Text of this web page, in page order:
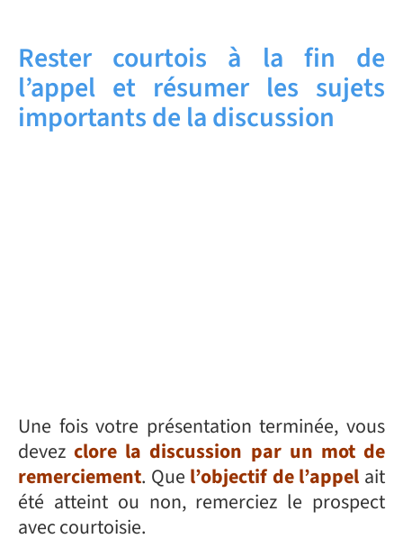
Rester courtois à la fin de
l’appel et résumer les sujets
importants de la discussion
Une fois votre présentation terminée, vous
devezclore la discussion par un mot de
remerciement. Que l’objectif de l’appel ait
été atteint ou non, remerciez le prospect
avec courtoisie.